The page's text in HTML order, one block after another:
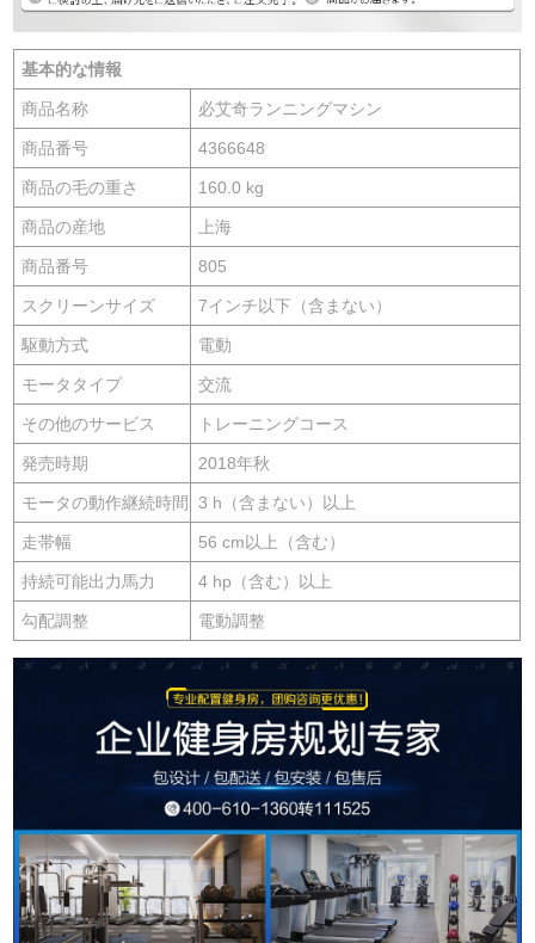
基本的な情報
商品名称 必艾奇ランニングマシン
商品番号 4366648
商品の毛の重さ 160.0 kg
商品の産地 上海
商品番号 805
スクリーンサイズ 7インチ以下（含まない）
駆動方式 電動
モータタイプ 交流
その他のサービス トレーニングコース
発売時期 2018年秋
モータの動作継続時間 3 h（含まない）以上
走帯幅 56 cm以上（含む）
持続可能出力馬力 4 hp（含む）以上
勾配調整 電動調整